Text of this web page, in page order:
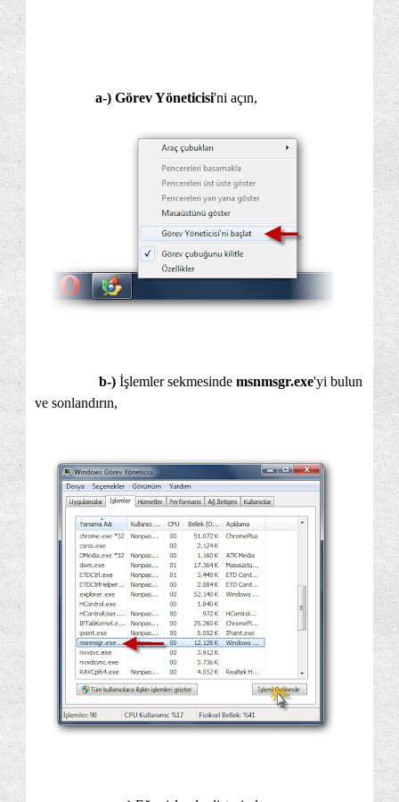
a-) Görev Yöneticisi'ni açın,
b-) İşlemler sekmesinde msnmsgr.exe'yi bulun
ve sonlandırın,